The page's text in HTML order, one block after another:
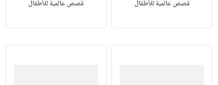
قصص عالمية للأطفال قصص عالمية للأطفال